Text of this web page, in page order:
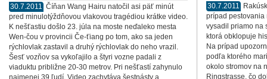
30.7.2011 Číňan Wang Hairu natočil asi päť minút
pred minulotýždňovou vlakovou tragédiou krátke video.
K nešťastiu došlo 23. júla na moste neďaleko mesta
Wen-čou v provincii Če-ťiang po tom, ako sa jeden
rýchlovlak zastavil a druhý rýchlovlak do neho vrazil.
Šesť vozňov sa vykoľajilo a štyri vozne padali z
viaduktu približne 20-30 metrov. Pri nešťastí zahynulo
najmenej 39 ľudí. Video zachytáva šestnásty a
30.7.2011
prípad pestovania
vysadil priamo na
ktorá obklopuje
Na prípad
podľa ktorého
okolo stromov na
Ringstrasse, čo